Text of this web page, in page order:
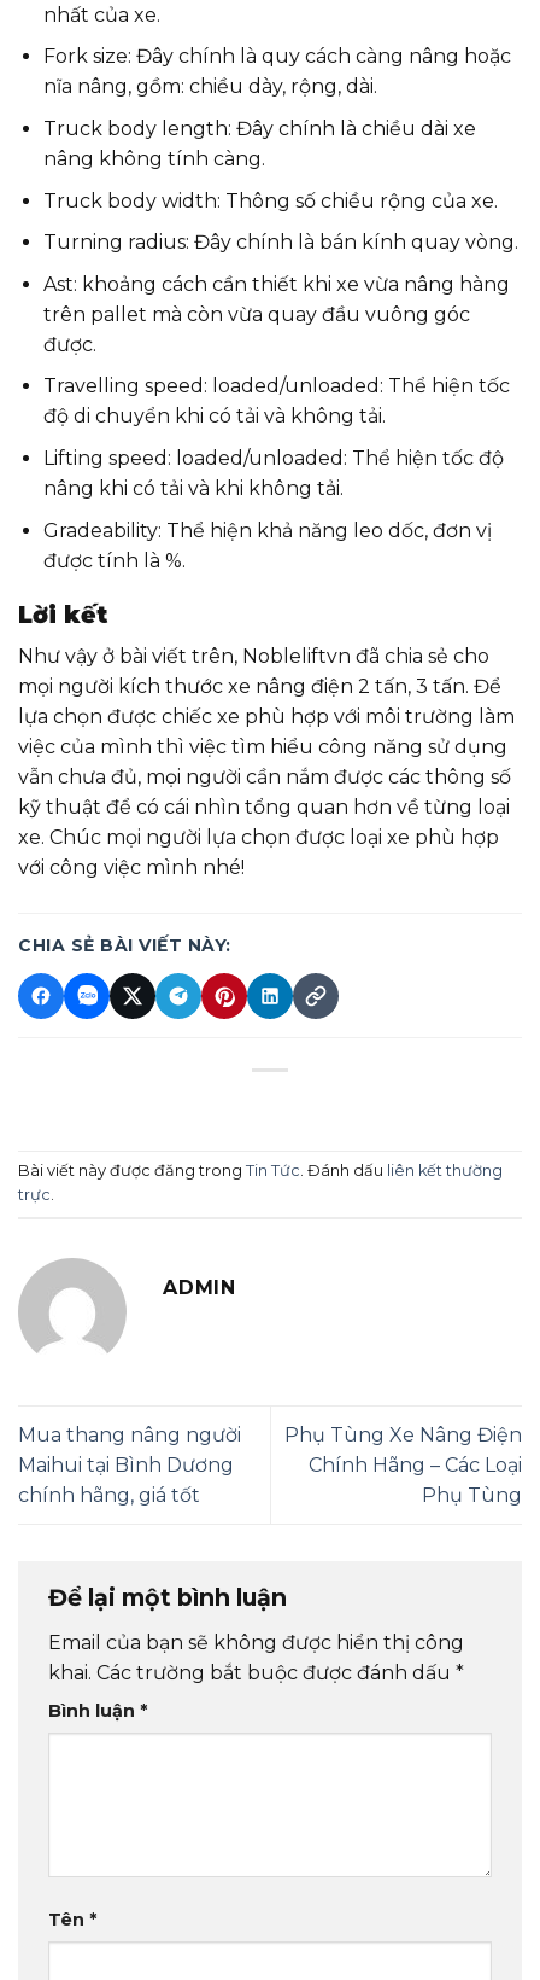
nhất của xe.
Fork size: Đây chính là quy cách càng nâng hoặc
nĩa nâng, gồm: chiều dày, rộng, dài.
Truck body length: Đây chính là chiều dài xe
nâng không tính càng.
Truck body width: Thông số chiều rộng của xe.
Turning radius: Đây chính là bán kính quay vòng.
Ast: khoảng cách cần thiết khi xe vừa nâng hàng
trên pallet mà còn vừa quay đầu vuông góc
được.
Travelling speed: loaded/unloaded: Thể hiện tốc
độ di chuyển khi có tải và không tải.
Lifting speed: loaded/unloaded: Thể hiện tốc độ
nâng khi có tải và khi không tải.
Gradeability: Thể hiện khả năng leo dốc, đơn vị
được tính là %.
Lời kết
Như vậy ở bài viết trên, Nobleliftvn đã chia sẻ cho
mọi người kích thước xe nâng điện 2 tấn, 3 tấn. Để
lựa chọn được chiếc xe phù hợp với môi trường làm
việc của mình thì việc tìm hiểu công năng sử dụng
vẫn chưa đủ, mọi người cần nắm được các thông số
kỹ thuật để có cái nhìn tổng quan hơn về từng loại
xe. Chúc mọi người lựa chọn được loại xe phù hợp
với công việc mình nhé!
CHIA SẺ BÀI VIẾT NÀY:
Bài viết này được đăng trong Tin Tức. Đánh dấu liên kết thường
trực.
ADMIN
Mua thang nâng người
Maihui tại Bình Dương
chính hãng, giá tốt
Phụ Tùng Xe Nâng Điện
Chính Hãng – Các Loại
Phụ Tùng
Để lại một bình luận
Email của bạn sẽ không được hiển thị công
khai. Các trường bắt buộc được đánh dấu *
Bình luận *
Tên *